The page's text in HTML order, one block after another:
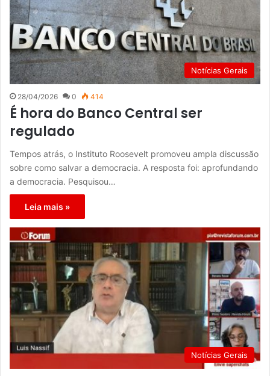
Notícias Gerais
28/04/2026 0 414
É hora do Banco Central ser
regulado
Tempos atrás, o Instituto Roosevelt promoveu ampla discussão
sobre como salvar a democracia. A resposta foi: aprofundando
a democracia. Pesquisou…
Leia mais »
Notícias Gerais